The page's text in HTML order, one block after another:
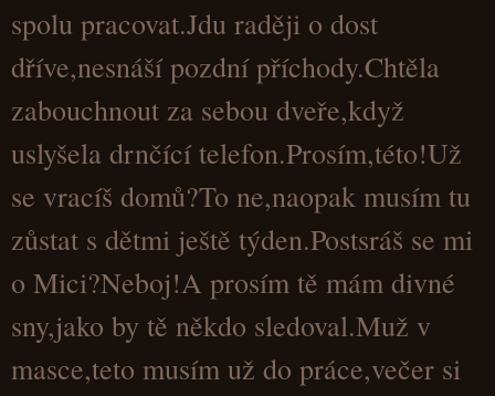
spolu pracovat.Jdu raději o dost
dříve,nesnáší pozdní příchody.Chtěla
zabouchnout za sebou dveře,když
uslyšela drnčící telefon.Prosím,této!Už
se vracíš domů?To ne,naopak musím tu
zůstat s dětmi ještě týden.Postsráš se mi
o Mici?Neboj!A prosím tě mám divné
sny,jako by tě někdo sledoval.Muž v
masce,teto musím už do práce,večer si